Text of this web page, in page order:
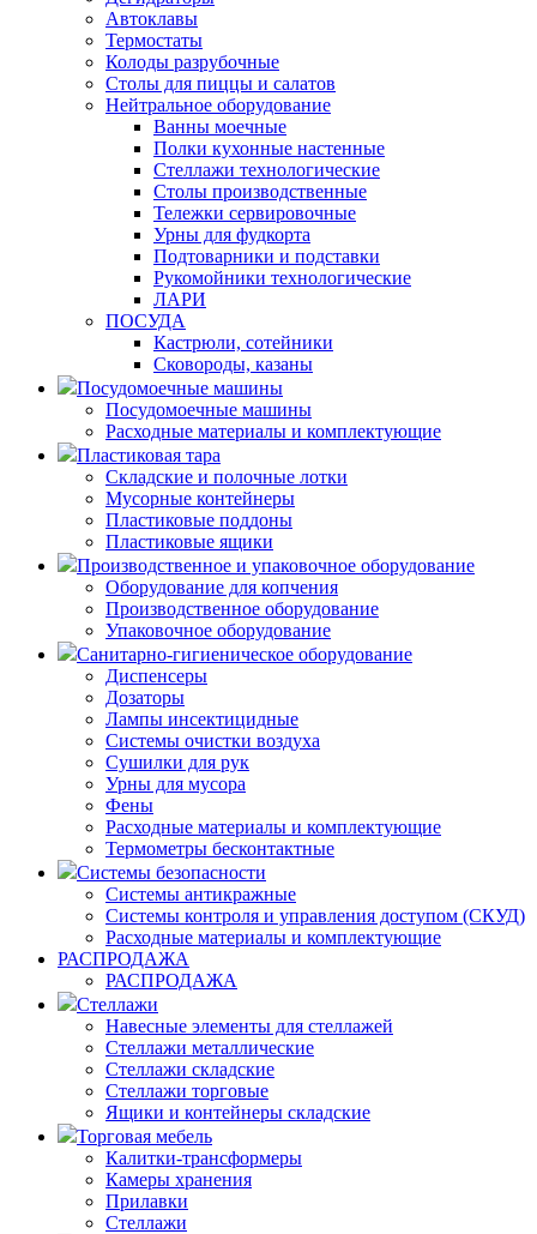
Автоклавы
Термостаты
Колоды разрубочные
Столы для пиццы и салатов
Нейтральное оборудование
Ванны моечные
Полки кухонные настенные
Стеллажи технологические
Столы производственные
Тележки сервировочные
Урны для фудкорта
Подтоварники и подставки
Рукомойники технологические
ЛАРИ
ПОСУДА
Кастрюли, сотейники
Сковороды, казаны
Посудомоечные машины
Посудомоечные машины
Расходные материалы и комплектующие
Пластиковая тара
Складские и полочные лотки
Мусорные контейнеры
Пластиковые поддоны
Пластиковые ящики
Производственное и упаковочное оборудование
Оборудование для копчения
Производственное оборудование
Упаковочное оборудование
Санитарно-гигиеническое оборудование
Диспенсеры
Дозаторы
Лампы инсектицидные
Системы очистки воздуха
Сушилки для рук
Урны для мусора
Фены
Расходные материалы и комплектующие
Термометры бесконтактные
Системы безопасности
Системы антикражные
Системы контроля и управления доступом (СКУД)
Расходные материалы и комплектующие
РАСПРОДАЖА
РАСПРОДАЖА
Стеллажи
Навесные элементы для стеллажей
Стеллажи металлические
Стеллажи складские
Стеллажи торговые
Ящики и контейнеры складские
Торговая мебель
Калитки-трансформеры
Камеры хранения
Прилавки
Стеллажи